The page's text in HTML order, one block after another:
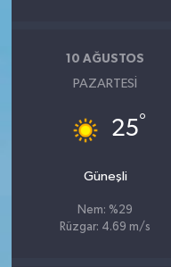
10 AĞUSTOS
PAZARTESI
25°
Güneşli
Nem: %29
Rüzgar: 4.69 m/s